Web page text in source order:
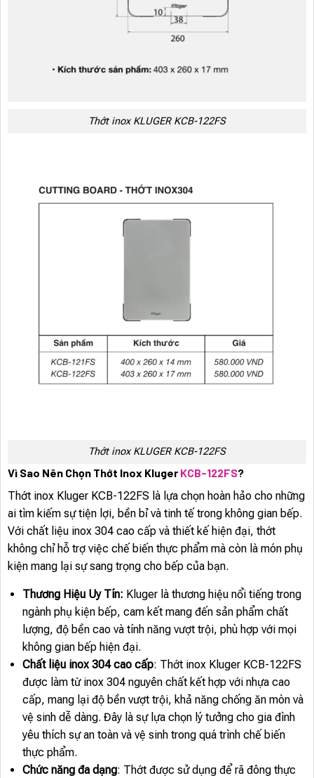
Thớt inox KLUGER KCB-122FS
Thớt inox KLUGER KCB-122FS
Vì Sao Nên Chọn Thớt Inox Kluger KCB-122FS?
Thớt inox Kluger KCB-122FS là lựa chọn hoàn hảo cho những
ai tìm kiếm sự tiện lợi, bền bỉ và tinh tế trong không gian bếp.
Với chất liệu inox 304 cao cấp và thiết kế hiện đại, thớt
không chỉ hỗ trợ việc chế biến thực phẩm mà còn là món phụ
kiện mang lại sự sang trọng cho bếp của bạn.
Thương Hiệu Uy Tín: Kluger là thương hiệu nổi tiếng trong
ngành phụ kiện bếp, cam kết mang đến sản phẩm chất
lượng, độ bền cao và tính năng vượt trội, phù hợp với mọi
không gian bếp hiện đại.
Chất liệu inox 304 cao cấp: Thớt inox Kluger KCB-122FS
được làm từ inox 304 nguyên chất kết hợp với nhựa cao
cấp, mang lại độ bền vượt trội, khả năng chống ăn mòn và
vệ sinh dễ dàng. Đây là sự lựa chọn lý tưởng cho gia đình
yêu thích sự an toàn và vệ sinh trong quá trình chế biến
thực phẩm.
Chức năng đa dạng: Thớt được sử dụng để rã đông thực